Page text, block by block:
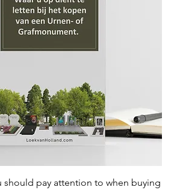
should pay attention to when buying